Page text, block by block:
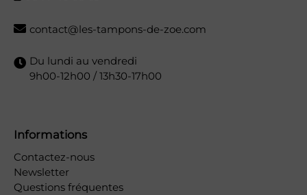
contact@les-tampons-de-zoe.com
Du lundi au vendredi
9h00-12h00 / 13h30-17h00
Informations
Contactez-nous
Newsletter
Questions fréquentes